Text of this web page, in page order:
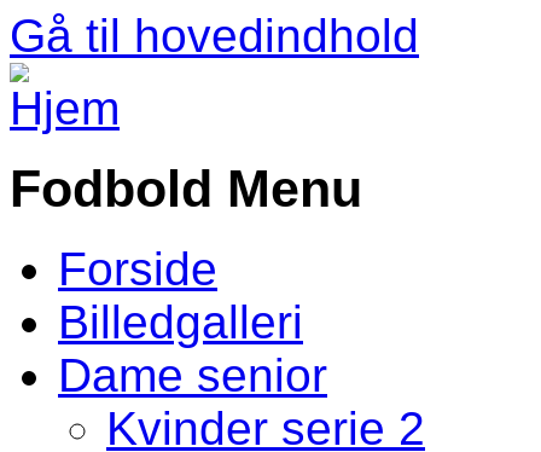
Gå til hovedindhold
Fodbold Menu
Forside
Billedgalleri
Dame senior
Kvinder serie 2